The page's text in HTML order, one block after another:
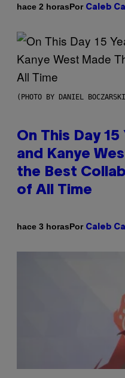
hace 2 horasPor Caleb
(PHOTO BY DANIEL
On This Day
and Kanye
the Best
of All Time
hace 3 horasPor Caleb